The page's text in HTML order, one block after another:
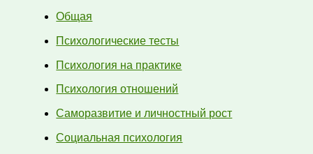
Общая
Психологические тесты
Психология на практике
Психология отношений
Саморазвитие и личностный рост
Социальная психология